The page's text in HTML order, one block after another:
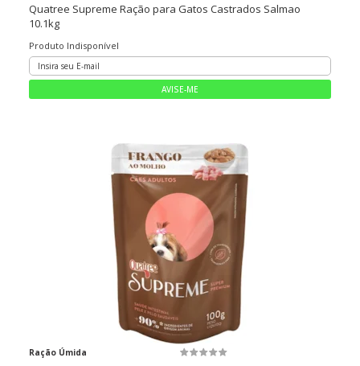
Quatree Supreme Ração para Gatos Castrados Salmao
10.1kg
Produto Indisponível
Ração Úmida